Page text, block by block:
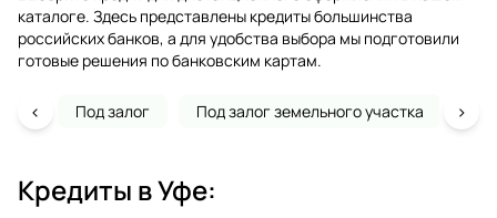
каталоге. Здесь представлены кредиты большинства
российских банков, а для удобства выбора мы подготовили
готовые решения по банковским картам.
Под залог Под залог земельного участка
‹ ›
Кредиты вУфе: